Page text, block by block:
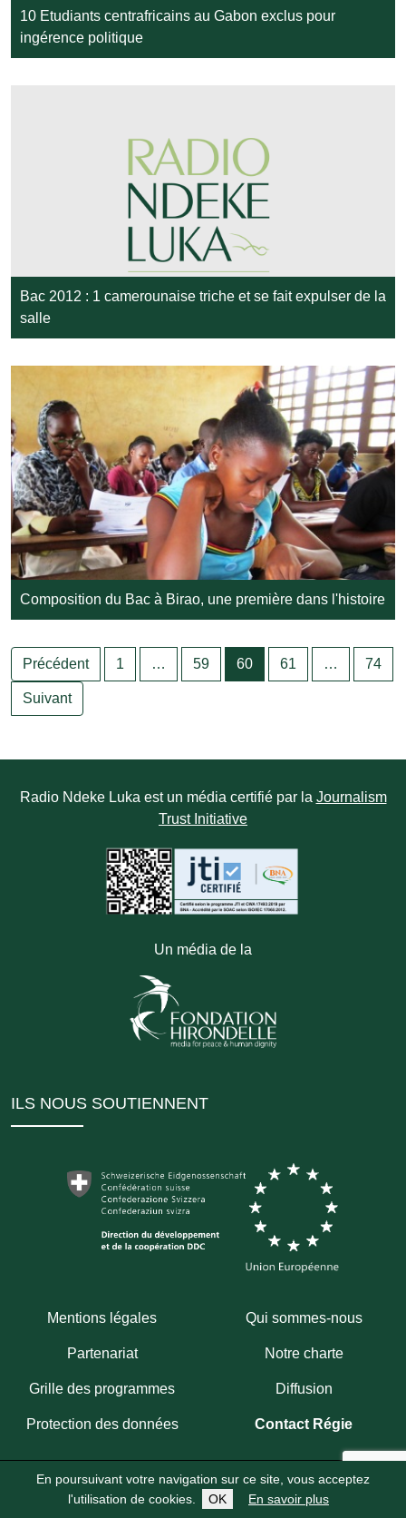
En poursuivant votre navigation sur ce site, vous acceptez
l'utilisation de cookies.
OK En savoir plus
Abonnez-vous à notre chaîne WhatsApp
10 Etudiants centrafricains au Gabon exclus pour
ingérence politique
Bac 2012 : 1 camerounaise triche et se fait expulser de la
salle
Composition du Bac à Birao, une première dans l'histoire
Précédent 1 … 59 60 61 … 74
Suivant
Radio Ndeke Luka est un média certifié par la Journalism
Trust Initiative
Un média de la
ILS NOUS SOUTIENNENT
Mentions légales Qui sommes-nous
Partenariat Notre charte
Grille des programmes Diffusion
Protection des données Contact Régie
Copyright 2026Fondation Hirondelle